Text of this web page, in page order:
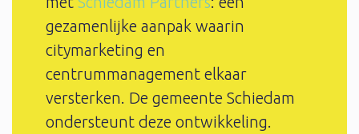
gezamenlijke aanpak waarin
citymarketing en
centrummanagement elkaar
versterken. De gemeente Schiedam
ondersteunt deze ontwikkeling.